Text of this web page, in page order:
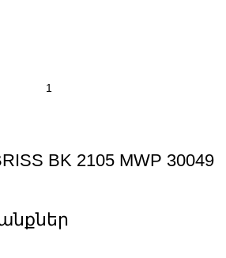
BK 2105 MWP 30049